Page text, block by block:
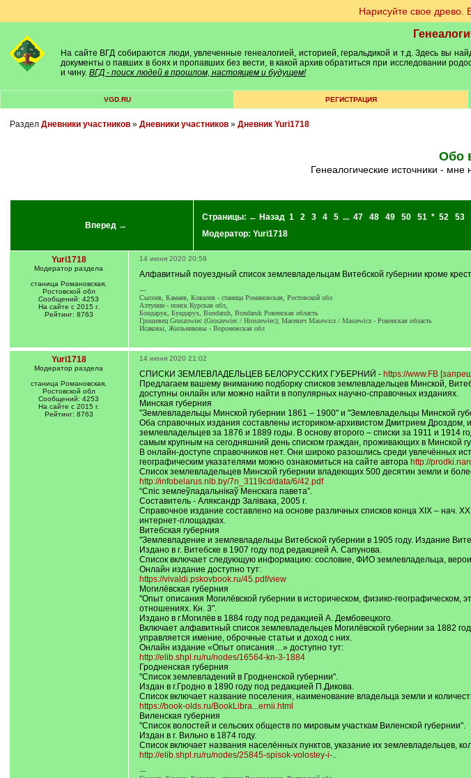
Нарисуйте свое древо.
На сайте ВГД собираются люди, увлеченные генеалогией, историей, геральдикой и т.д. Здесь вы
документы о павших в боях и пропавших без вести, в какой архив обратиться при исследовании
и чину. ВГД - поиск людей в прошлом, настоящем и будущем!
VGD.RU РЕГИСТРАЦИЯ
Раздел Дневники участников» Дневники участников» Дневник Yuri1718
Обо
генеалогические источники -
Вперед →
Страницы: ← Назад 1 2 3 4 5 ... 47 48 49 50 51 * 52 53
Модератор: Yuri1718
Yuri1718
Модератор раздела
станица Романовская,
Ростовской обл
Сообщений: 4253
На сайте с 2015 г.
Рейтинг: 8763
14 июня 2020 20:59
Алфавитный поуездный список землевладельцам Витебской губернии кроме
---
Сысоев, Камаев, Ковалев - станица Романовская, Ростовской обл
Алтунин - поиск Курская обл,
Бондарук, Бундарух, Bundaruh, Bondaruk Ровенская область
Грошевец Gruszowiec (Groszewiec / Hroszewiec); Масевич Masewicz / Masiewicz - Ровенская область
Исаковы, Жильниковы - Воронежская обл
Yuri1718
Модератор раздела
станица Романовская,
Ростовской обл
Сообщений: 4253
На сайте с 2015 г.
Рейтинг: 8763
14 июня 2020 21:02
СПИСКИ ЗЕМЛЕВЛАДЕЛЬЦЕВ БЕЛОРУССКИХ ГУБЕРНИЙ - https://www.FB
Предлагаем вашему вниманию подборку списков землевладельцев Минской,
доступны онлайн или можно найти в популярных научно-справочных изданиях.
Минская губерния
"Землевладельцы Минской губернии 1861 – 1900" и "Землевладельцы Минской
Оба справочных издания составлены историком-архивистом Дмитрием Дроздом,
землевладельцев за 1876 и 1889 годы. В основу второго – списки за 1911 и
самым крупным на сегодняшний день списком граждан, проживающих в Минской
В онлайн-доступе справочников нет. Они широко разошлись среди увлечённых
географическим указателями можно ознакомиться на сайте автора http://
Список землевладельцев Минской губернии владеющих 500 десятин земли и
http://infobelarus.nlb.by/7n_3119cd/data/6/42.pdf
“Спіс землеўладальнікаў Менскага павета”.
Составитель - Аляксандр Залівака, 2005 г.
Справочное издание составлено на основе различных списков конца XIX – нач.
интернет-площадках.
Витебская губерния
"Землевладение и землевладельцы Витебской губернии в 1905 году. Издание
Издано в г. Витебске в 1907 году под редакцией А. Сапунова.
Список включает следующую информацию: сословие, ФИО землевладельца,
Онлайн издание доступно тут:
https://vivaldi.pskovbook.ru/45.pdf/view
Могилёвская губерния
"Опыт описания Могилёвской губернии в историческом, физико-
отношениях. Кн. 3".
Издано в г.Могилёв в 1884 году под редакцией А. Дембовецкого.
Включает алфавитный список землевладельцев Могилёвской губернии за 1882
управляется имение, оброчные статьи и доход с них.
Онлайн издание «Опыт описания…» доступно тут:
http://elib.shpl.ru/ru/nodes/16564-kn-3-1884
Гродненская губерния
"Список землевладений в Гродненской губернии".
Издан в г.Гродно в 1890 году под редакцией П.Дикова.
Список включает название поселения, наименование владельца земли и
https://book-olds.ru/BookLibra...ernii.html
Виленская губерния
"Список волостей и сельских обществ по мировым участкам Виленской губернии".
Издан в г. Вильно в 1874 году.
Список включает названия населённых пунктов, указание их землевладельцев,
http://elib.shpl.ru/ru/nodes/25845-spisok-volostey-i-..
---